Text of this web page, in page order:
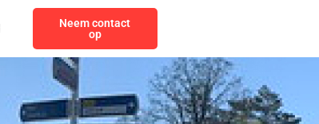
Neem contact
op